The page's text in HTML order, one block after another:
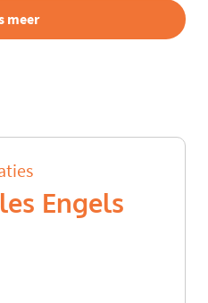
meer
Engels